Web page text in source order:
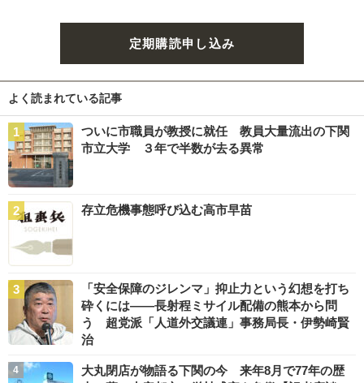
定期購読申し込み
よく読まれている記事
ついに市職員が教授に就任 教員大量流出の下関
市立大学 ３年で半数が去る異常
存立危機事態呼び込む高市早苗
「安全保障のジレンマ」抑止力という幻想を打ち
砕くには――長射程ミサイル配備の熊本から問
う 超党派「人道外交議連」事務局長・伊勢崎賢
治
大丸閉店が物語る下関の今 来年8月で77年の歴